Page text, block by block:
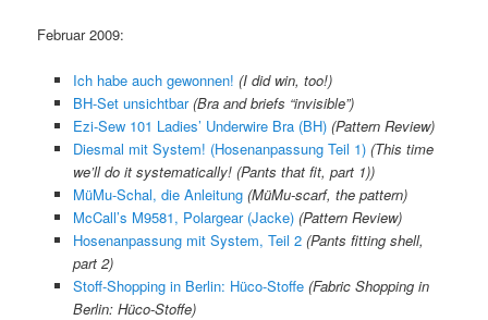
Februar 2009:
Ich habe auch gewonnen! (I did win, too!)
BH-Set unsichtbar (Bra and briefs “invisible”)
Ezi-Sew 101 Ladies’ Underwire Bra (BH) (Pattern Review)
Diesmal mit System! (Hosenanpassung Teil 1) (This time
we’ll do it systematically! (Pants that fit, part 1))
MüMu-Schal, die Anleitung (MüMu-scarf, the pattern)
McCall’s M9581, Polargear (Jacke) (Pattern Review)
Hosenanpassung mit System, Teil 2 (Pants fitting shell,
part 2)
Stoff-Shopping in Berlin: Hüco-Stoffe (Fabric Shopping in
Berlin: Hüco-Stoffe)